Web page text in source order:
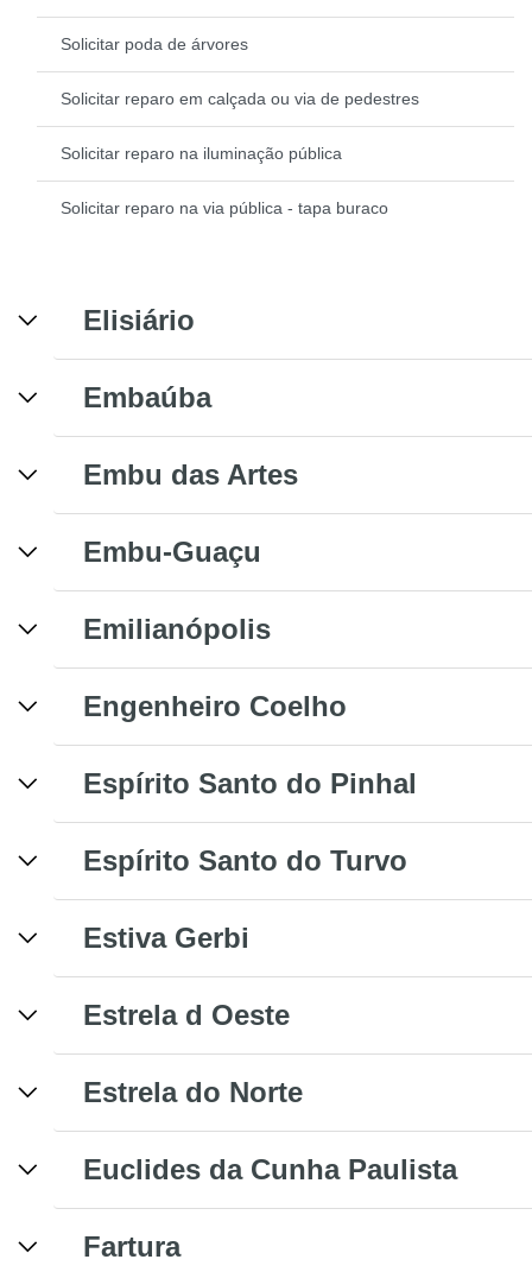
Solicitar poda de árvores
Solicitar reparo em calçada ou via de pedestres
Solicitar reparo na iluminação pública
Solicitar reparo na via pública - tapa buraco
Elisiário
Embaúba
Embu das Artes
Embu-Guaçu
Emilianópolis
Engenheiro Coelho
Espírito Santo do Pinhal
Espírito Santo do Turvo
Estiva Gerbi
Estrela d Oeste
Estrela do Norte
Euclides da Cunha Paulista
Fartura